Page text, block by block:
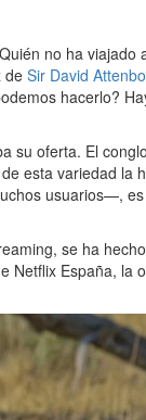
no ha
de Sir David
hacerlo?
oferta. El
esta variedad
usuarios—,
se ha
España,